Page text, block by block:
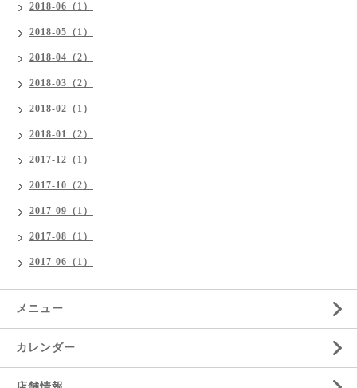
2018-06（1）
2018-05（1）
2018-04（2）
2018-03（2）
2018-02（1）
2018-01（2）
2017-12（1）
2017-10（2）
2017-09（1）
2017-08（1）
2017-06（1）
メニュー
カレンダー